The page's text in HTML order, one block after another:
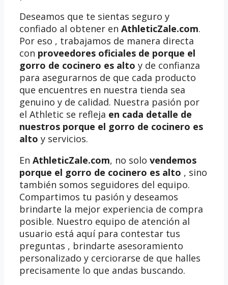
Deseamos que te sientas seguro y
confiado al obtener en AthleticZale.com.
Por eso , trabajamos de manera directa
con proveedores oficiales de porque el
gorro de cocinero es alto y de confianza
para asegurarnos de que cada producto
que encuentres en nuestra tienda sea
genuino y de calidad. Nuestra pasión por
el Athletic se refleja en cada detalle de
nuestros porque el gorro de cocinero es
alto y servicios.
En AthleticZale.com, no solo vendemos
porque el gorro de cocinero es alto , sino
también somos seguidores del equipo.
Compartimos tu pasión y deseamos
brindarte la mejor experiencia de compra
posible. Nuestro equipo de atención al
usuario está aquí para contestar tus
preguntas , brindarte asesoramiento
personalizado y cerciorarse de que halles
precisamente lo que andas buscando.